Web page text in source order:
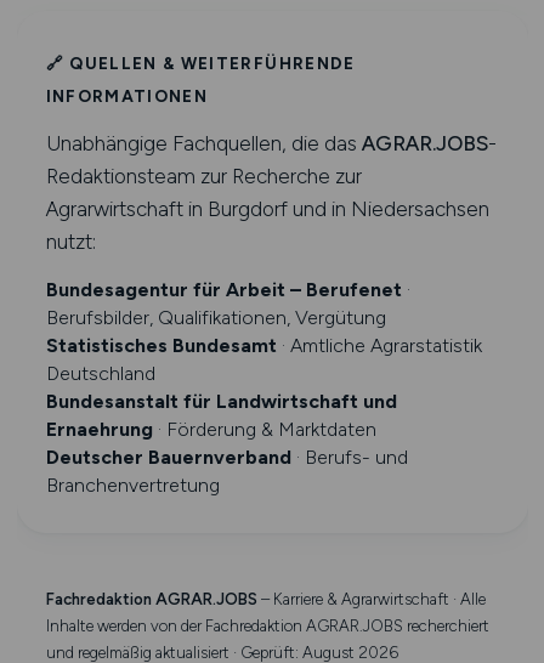
🔗 QUELLEN & WEITERFÜHRENDE
INFORMATIONEN
Unabhängige Fachquellen, die das AGRAR.JOBS-
Redaktionsteam zur Recherche zur
Agrarwirtschaft in Burgdorf und in Niedersachsen
nutzt:
Bundesagentur für Arbeit – Berufenet ·
Berufsbilder, Qualifikationen, Vergütung
Statistisches Bundesamt · Amtliche Agrarstatistik
Deutschland
Bundesanstalt für Landwirtschaft und
Ernaehrung · Förderung & Marktdaten
Deutscher Bauernverband · Berufs- und
Branchenvertretung
Fachredaktion AGRAR.JOBS – Karriere & Agrarwirtschaft · Alle
Inhalte werden von der Fachredaktion AGRAR.JOBS recherchiert
und regelmäßig aktualisiert · Geprüft: August 2026